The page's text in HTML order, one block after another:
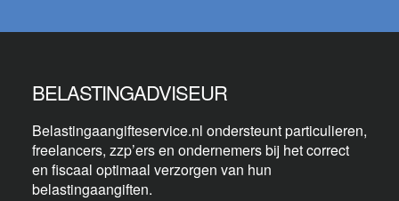
BELASTINGADVISEUR
Belastingaangifteservice.nl ondersteunt particulieren,
freelancers, zzp’ers en ondernemers bij het correct
en fiscaal optimaal verzorgen van hun
belastingaangiften.